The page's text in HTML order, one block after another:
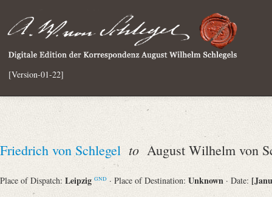
[Version-01-22]
Friedrich von Schlegel to August Wilhelm von
Place of Dispatch: Leipzig GND · Place of Destination: Unknown · Date: